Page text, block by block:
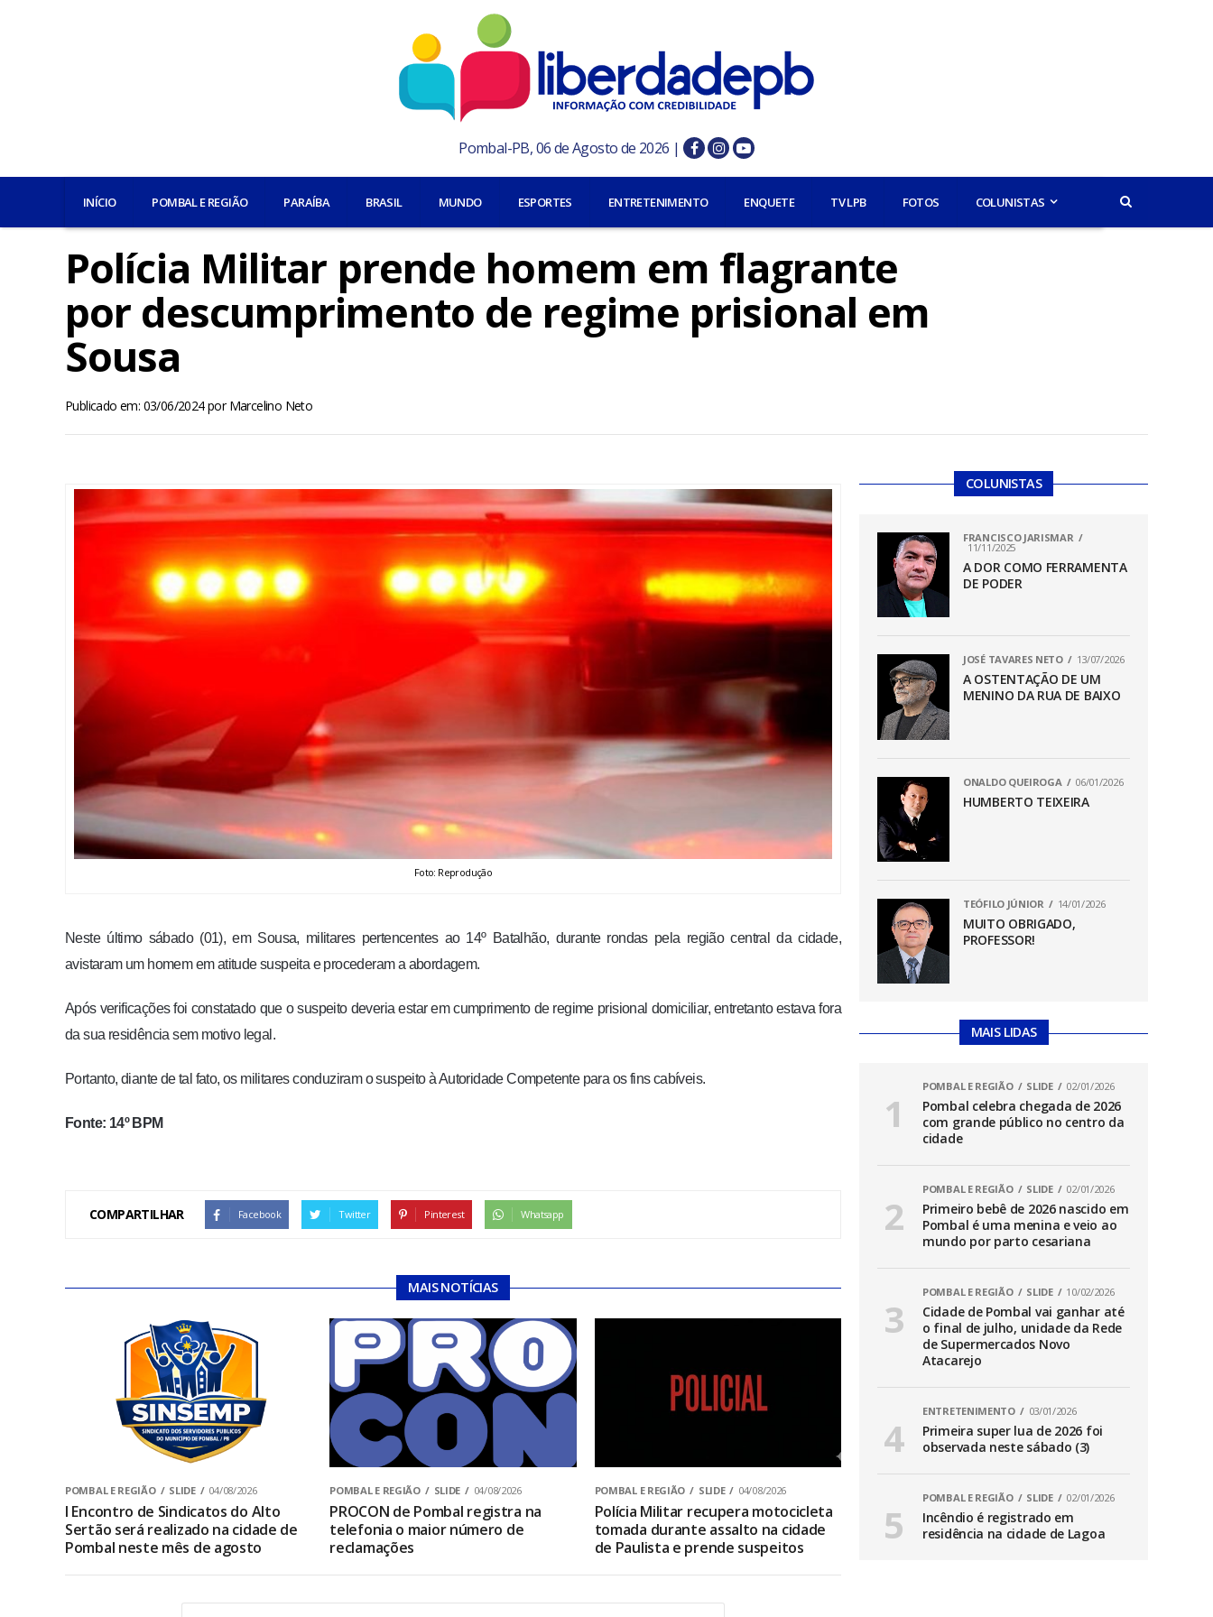
Pombal-PB, 06 de Agosto de 2026 |
INÍCIO POMBAL E REGIÃO PARAÍBA BRASIL MUNDO ESPORTES ENTRETENIMENTO ENQUETE TV LPB FOTOS COLUNISTAS
Polícia Militar prende homem em flagrante
por descumprimento de regime prisional em
Sousa
Publicado em: 03/06/2024porMarcelino Neto
Foto: Reprodução
Neste último sábado (01), em Sousa, militares pertencentes ao 14º Batalhão, durante rondas pela região central da cidade,
avistaram um homem em atitude suspeita e procederam a abordagem.
Após verificações foi constatado que o suspeito deveria estar em cumprimento de regime prisional domiciliar, entretanto estava fora
da sua residência sem motivo legal.
Portanto, diante de tal fato, os militares conduziram o suspeito à Autoridade Competente para os fins cabíveis.
Fonte: 14º BPM
COMPARTILHAR Facebook Twitter Pinterest Whatsapp
MAIS NOTÍCIAS
POMBAL E REGIÃO SLIDE 04/08/2026
I Encontro de Sindicatos do Alto
Sertão será realizado na cidade de
Pombal neste mês de agosto
POMBAL E REGIÃO SLIDE 04/08/2026
PROCON de Pombal registra na
telefonia o maior número de
reclamações
POMBAL E REGIÃO SLIDE 04/08/2026
Polícia Militar recupera motocicleta
tomada durante assalto na cidade
de Paulista e prende suspeitos
COLUNISTAS
FRANCISCO JARISMAR
11/11/2025
A DOR COMO FERRAMENTA
DE PODER
JOSÉ TAVARES NETO 13/07/2026
A OSTENTAÇÃO DE UM
MENINO DA RUA DE BAIXO
ONALDO QUEIROGA 06/01/2026
HUMBERTO TEIXEIRA
TEÓFILO JÚNIOR 14/01/2026
MUITO OBRIGADO,
PROFESSOR!
MAIS LIDAS
POMBAL E REGIÃO SLIDE 02/01/2026
Pombal celebra chegada de 2026
com grande público no centro da
cidade
POMBAL E REGIÃO SLIDE 02/01/2026
Primeiro bebê de 2026 nascido em
Pombal é uma menina e veio ao
mundo por parto cesariana
POMBAL E REGIÃO SLIDE 10/02/2026
Cidade de Pombal vai ganhar até
o final de julho, unidade da Rede
de Supermercados Novo
Atacarejo
ENTRETENIMENTO 03/01/2026
Primeira super lua de 2026 foi
observada neste sábado (3)
POMBAL E REGIÃO SLIDE 02/01/2026
Incêndio é registrado em
residência na cidade de Lagoa